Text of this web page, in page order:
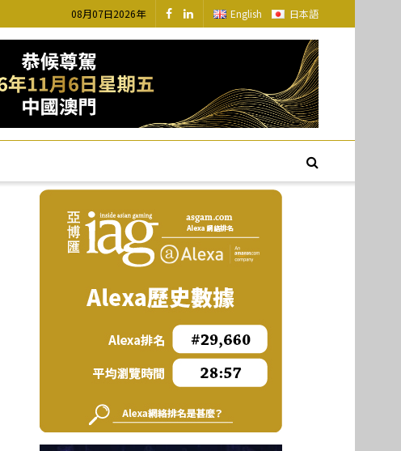
08月07日2026年 English 日本語